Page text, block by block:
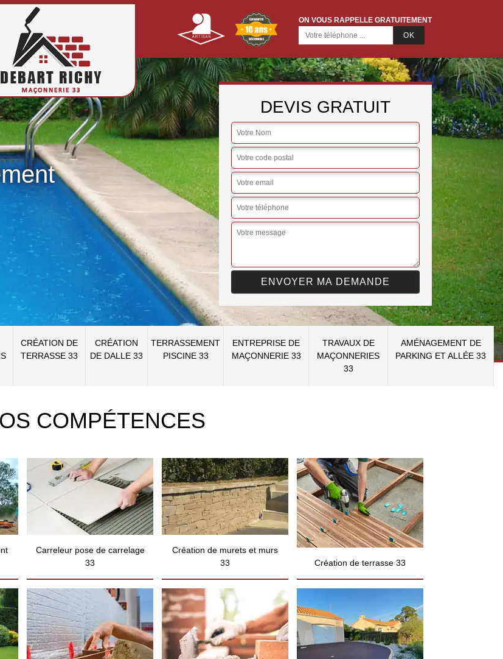
ON VOUS RAPPELLE GRATUITEMENT
DEVIS GRATUIT
CRÉATION DE
TERRASSE 33
CRÉATION
DE DALLE 33
TERRASSEMENT
PISCINE 33
ENTREPRISE DE
MAÇONNERIE 33
TRAVAUX DE
MAÇONNERIES
33
AMÉNAGEMENT DE
PARKING ET ALLÉE 33
COMPÉTENCES
Carreleur pose de carrelage
33
Création de murets et murs
33
Création de terrasse 33